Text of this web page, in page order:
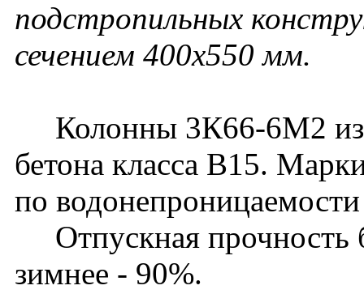
подстропильных
сечением 400х550 мм.
Колонны 3К66-6М2
бетона класса В15.
по
Отпускная прочность
зимнее - 90%.